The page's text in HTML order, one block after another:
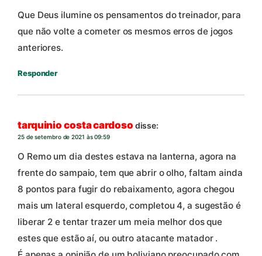
Que Deus ilumine os pensamentos do treinador, para
que não volte a cometer os mesmos erros de jogos
anteriores.
Responder
tarquinio costa cardoso disse:
25 de setembro de 2021 às 09:59
O Remo um dia destes estava na lanterna, agora na
frente do sampaio, tem que abrir o olho, faltam ainda
8 pontos para fugir do rebaixamento, agora chegou
mais um lateral esquerdo, completou 4, a sugestão é
liberar 2 e tentar trazer um meia melhor dos que
estes que estão aí, ou outro atacante matador .